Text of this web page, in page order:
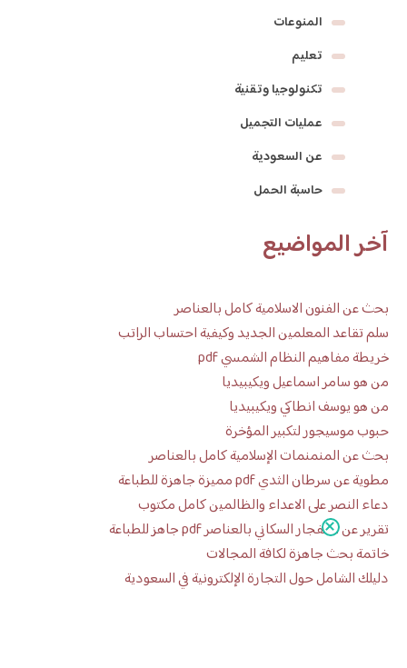
المنوعات
تعليم
تكنولوجيا وتقنية
عمليات التجميل
عن السعودية
حاسبة الحمل
آخر المواضيع
بحث عن الفنون الاسلامية كامل بالعناصر
سلم تقاعد المعلمين الجديد وكيفية احتساب الراتب
خريطة مفاهيم النظام الشمسي pdf
من هو سامر اسماعيل ويكيبيديا
من هو يوسف انطاكي ويكيبيديا
حبوب موسيجور لتكبير المؤخرة
بحث عن المنمنمات الإسلامية كامل بالعناصر
مطوية عن سرطان الثدي pdf مميزة جاهزة للطباعة
دعاء النصر على الاعداء والظالمين كامل مكتوب
تقرير عن الانفجار السكاني بالعناصر pdf جاهز للطباعة
خاتمة بحث جاهزة لكافة المجالات
دليلك الشامل حول التجارة الإلكترونية في السعودية